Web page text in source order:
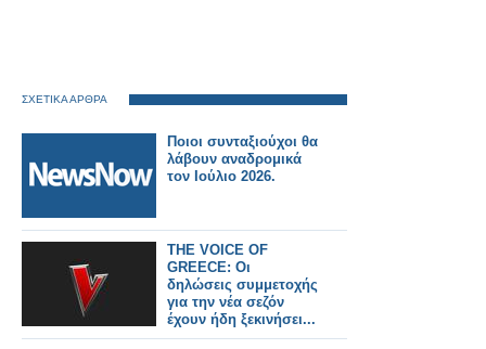
ΣΧΕΤΙΚΑ ΑΡΘΡΑ
Ποιοι συνταξιούχοι θα
λάβουν αναδρομικά
τον Ιούλιο 2026.
THE VOICE OF
GREECE: Οι
δηλώσεις συμμετοχής
για την νέα σεζόν
έχουν ήδη ξεκινήσει...